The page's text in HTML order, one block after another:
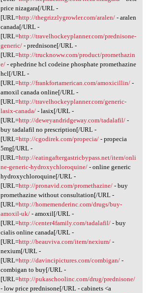
price nizagara[/URL -
[URL=http://thegrizzlygrowler.com/aralen/- aralen
canada[/URL -
[URL=http://travelhockeyplanner.com/prednisone-
generic/- prednisone[/URL -
[URL=http://trucknoww.com/product/promethazin
e/- ephedrine hcl codeine phosphate promethazine
hcl[/URL -
[URL=http://frankfortamerican.com/amoxicillin/-
amoxil canada online[/URL -
[URL=http://travelhockeyplanner.com/generic-
lasix-canada/- lasix[/URL -
[URL=http://deweyandridgeway.com/tadalafil/-
buy tadalafil no prescription[/URL -
[URL=http://cgodirek.com/propecia/- propecia
5mg[/URL -
[URL=http://eatingaftergastricbypass.net/item/onli
ne-generic-hydroxychloroquine/- online generic
hydroxychloroquine[/URL -
[URL=http://pronavid.com/promethazine/- buy
promethazine without consultation[/URL -
[URL=http://homemenderinc.com/drugs/buy-
amoxil-uk/- amoxil[/URL -
[URL=http://center4family.com/tadalafil/- buy
cialis online canada[/URL -
[URL=http://beauviva.com/item/nexium/-
nexium[/URL -
[URL=http://davincipictures.com/combigan/-
combigan to buy[/URL -
[URL=http://pukaschoolinc.com/drug/prednisone/
- low price prednisone[/URL - cabinets <a